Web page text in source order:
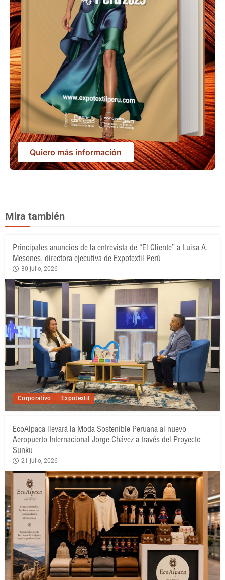
Quiero más información
Mira también
Corporativo Expotextil
Principales anuncios de la entrevista de “El Cliente” a Luisa A.
Mesones, directora ejecutiva de Expotextil Perú
30 julio, 2026
EcoAlpaca llevará la Moda Sostenible Peruana al nuevo
Aeropuerto Internacional Jorge Chávez a través del Proyecto
Sunku
21 julio, 2026